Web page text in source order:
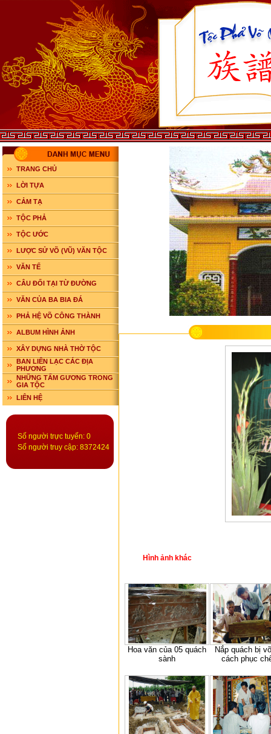
TRANG CHỦ
LỜI TỰA
CẢM TẠ
TỘC PHẢ
TỘC ƯỚC
LƯỢC SỬ VÕ (VŨ) VĂN TỘC
VĂN TẾ
CÂU ĐỐI TẠI TỪ ĐƯỜNG
VĂN CỦA BA BIA ĐÁ
PHẢ HỆ VÕ CÔNG THÀNH
ALBUM HÌNH ẢNH
XÂY DỰNG NHÀ THỜ TỘC
BAN LIÊN LẠC CÁC ĐỊA
PHƯƠNG
NHỮNG TẤM GƯƠNG TRONG
GIA TỘC
LIÊN HỆ
Số người trực tuyến: 0
Số người truy cập: 8372424
Hình ảnh khác
Hoa văn của 05 quách
sành
Nắp quách bị
cách phục